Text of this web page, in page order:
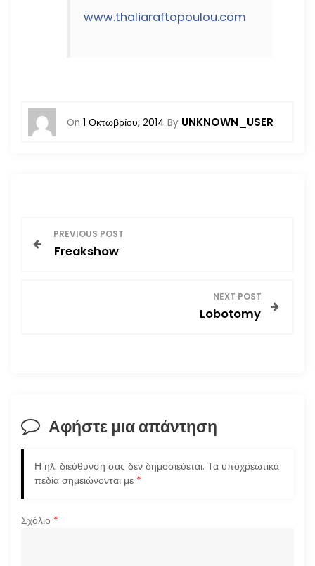
www.thaliaraftopoulou.com
On 1 Οκτωβρίου, 2014 By UNKNOWN_USER
σ
η
ρ
PREVIOUS POST
Freakshow
NEXT POST
Lobotomy
Αφήστε μια απάντηση
Η ηλ. διεύθυνση σας δεν δημοσιεύεται. Τα υποχρεωτικά
πεδία σημειώνονται με *
Σχόλιο *